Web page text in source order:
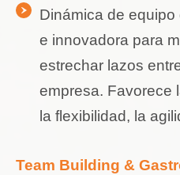
Dinámica de
e innovadora para
estrechar lazos
empresa. Favorece
la flexibilidad, la
Team Building &